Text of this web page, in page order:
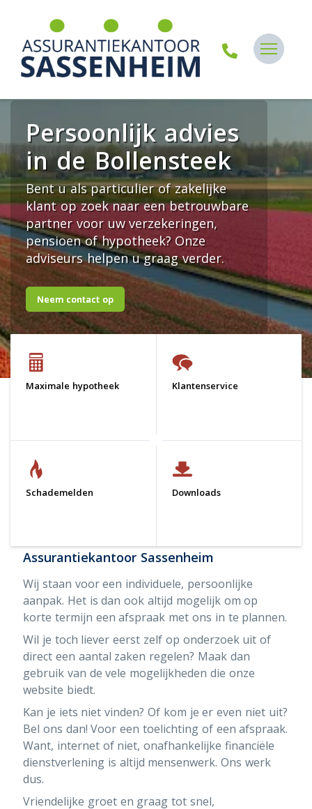
Persoonlijk advies
in de Bollensteek
Bent u als particulier of zakelijke
klant op zoek naar een betrouwbare
partner voor uw verzekeringen,
pensioen of hypotheek? Onze
adviseurs helpen u graag verder.
Neem contact op
Maximale hypotheek Klantenservice
Schademelden Downloads
Assurantiekantoor Sassenheim
Wij staan voor een individuele, persoonlijke
aanpak. Het is dan ook altijd mogelijk om op
korte termijn een afspraak met ons in te plannen.
Wil je toch liever eerst zelf op onderzoek uit of
direct een aantal zaken regelen? Maak dan
gebruik van de vele mogelijkheden die onze
website biedt.
Kan je iets niet vinden? Of kom je er even niet uit?
Bel ons dan! Voor een toelichting of een afspraak.
Want, internet of niet, onafhankelijke financiële
dienstverlening is altijd mensenwerk. Ons werk
dus.
Vriendelijke groet en graag tot snel,